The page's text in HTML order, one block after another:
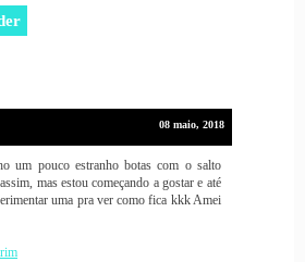
08 maio, 2018
um pouco estranho botas com o salto
mas estou começando a gostar e até
uma pra ver como fica kkk Amei